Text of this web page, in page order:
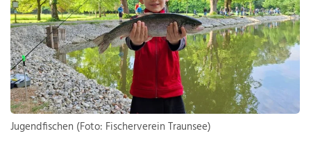
Jugendfischen (Foto: Fischerverein Traunsee)